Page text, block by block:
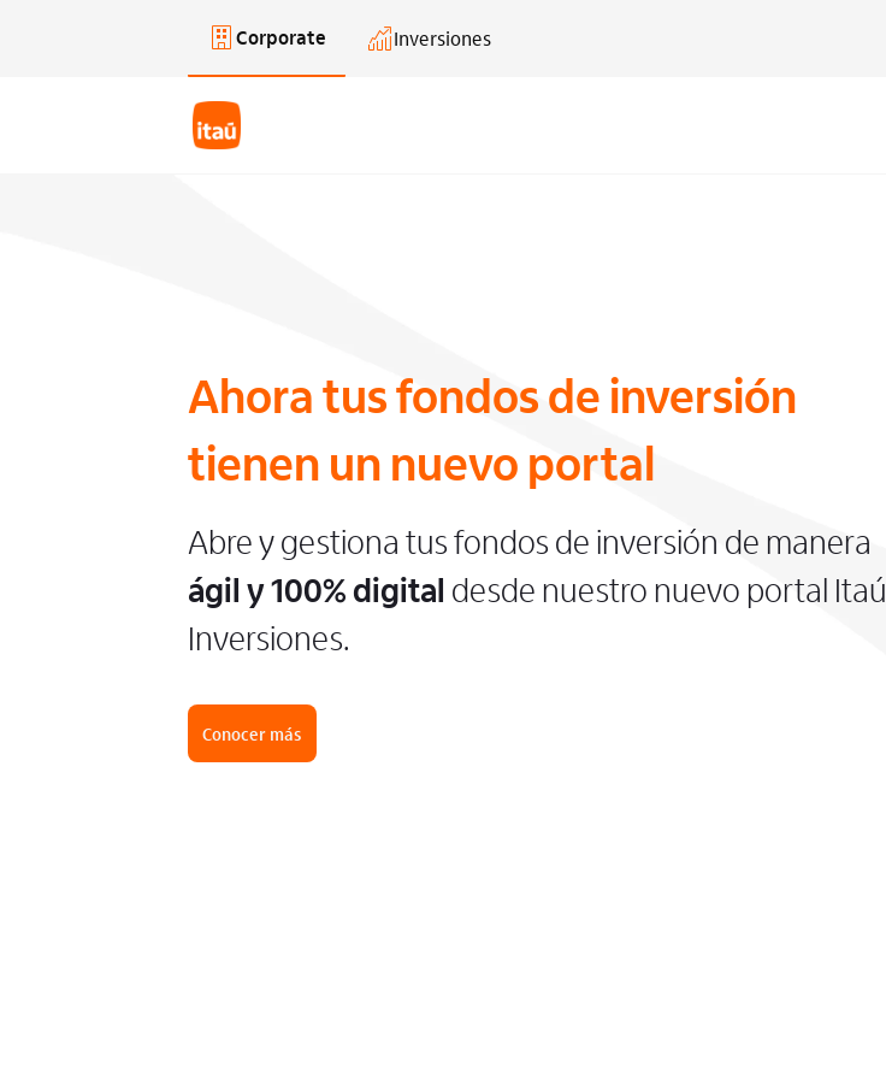
Saltar al contenido principalCorporate Inversiones
Ahora tus fondos de inversión
tienen un nuevo portal
Abre y gestiona tus fondos de inversión de manera
ágil y 100% digital desde nuestro nuevo portal Itaú
Inversiones.
Conocer más